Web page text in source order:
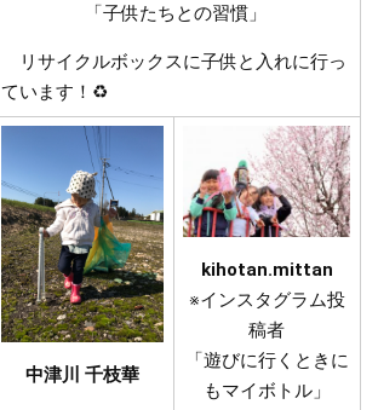
「子供たちとの習慣」
リサイクルボックスに子供と入れに行っ
ています！♻️
中津川 千枝華​
kihotan.mittan​
​※インスタグラム投
稿者
「遊びに行くときに
もマイボトル」